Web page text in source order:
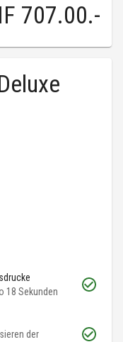
707.00.-
18 Sekunden
der